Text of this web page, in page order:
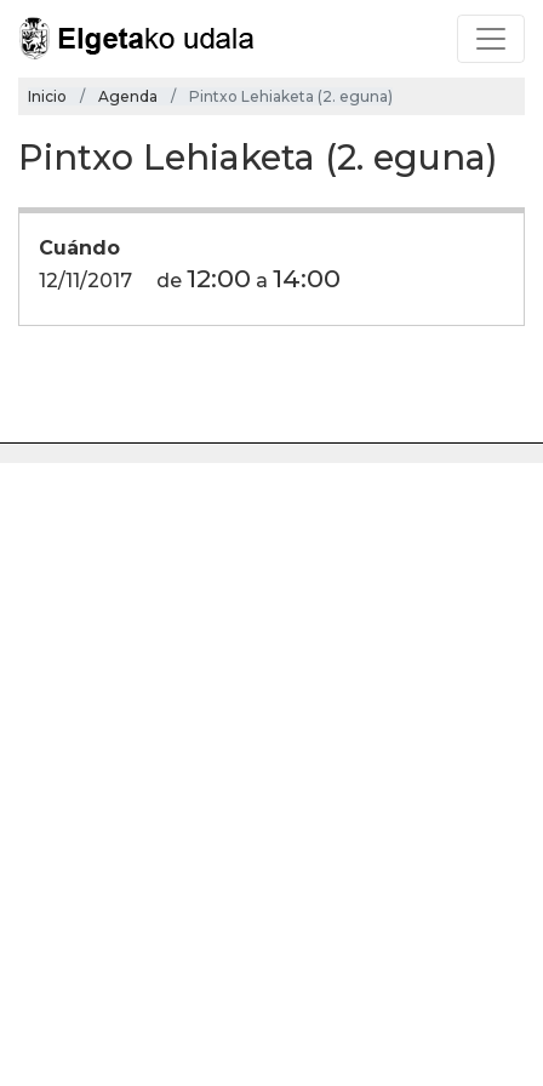
Inicio Agenda Pintxo Lehiaketa (2. eguna)
Pintxo Lehiaketa (2. eguna)
Cuándo
12/11/2017
de 12:00 a 14:00